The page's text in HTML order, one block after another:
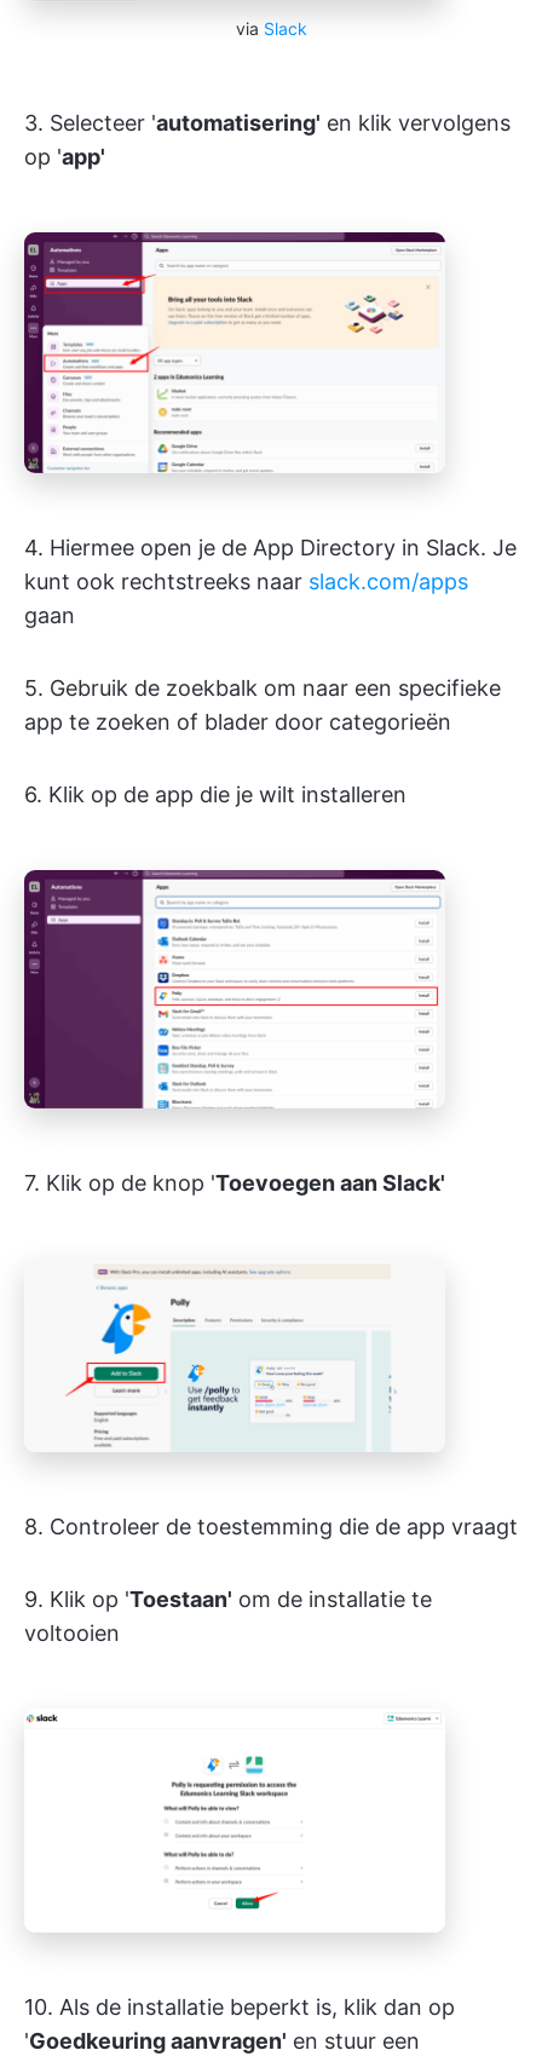
via Slack
3. Selecteer 'automatisering' en klik vervolgens
op 'app'
4. Hiermee open je de App Directory in Slack. Je
kunt ook rechtstreeks naar slack.com/apps
gaan
5. Gebruik de zoekbalk om naar een specifieke
app te zoeken of blader door categorieën
6. Klik op de app die je wilt installeren
7. Klik op de knop 'Toevoegen aan Slack'
8. Controleer de toestemming die de app vraagt
9. Klik op 'Toestaan' om de installatie te
voltooien
10. Als de installatie beperkt is, klik dan op
'Goedkeuring aanvragen' en stuur een